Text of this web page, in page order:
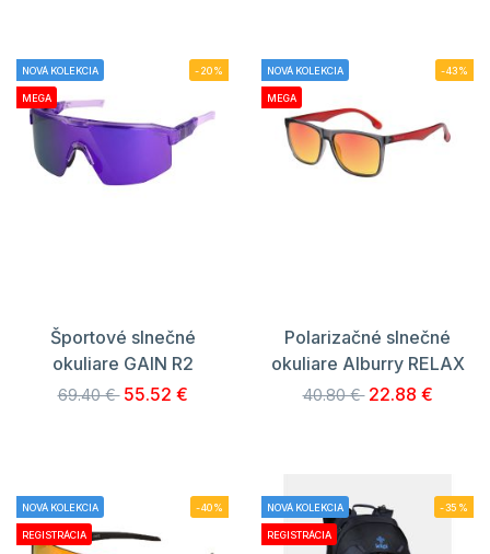
NOVÁ KOLEKCIA
MEGA
-20%
Športové slnečné
okuliare GAIN R2
69.40 € 55.52 €
NOVÁ KOLEKCIA
MEGA
-43%
Polarizačné slnečné
okuliare Alburry RELAX
40.80 € 22.88 €
NOVÁ KOLEKCIA
REGISTRÁCIA
-40% NOVÁ KOLEKCIA
REGISTRÁCIA
-35%